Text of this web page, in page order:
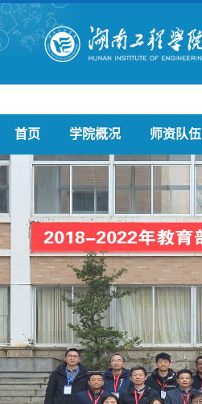
首页 学院概况 师资队伍